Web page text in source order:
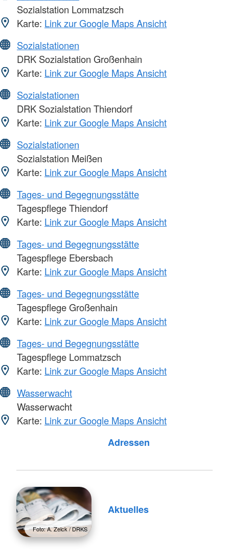
Sozialstation Lommatzsch
Karte: Link zur Google Maps Ansicht
Sozialstationen
DRK Sozialstation Großenhain
Karte: Link zur Google Maps Ansicht
Sozialstationen
DRK Sozialstation Thiendorf
Karte: Link zur Google Maps Ansicht
Sozialstationen
Sozialstation Meißen
Karte: Link zur Google Maps Ansicht
Tages- und Begegnungsstätte
Tagespflege Thiendorf
Karte: Link zur Google Maps Ansicht
Tages- und Begegnungsstätte
Tagespflege Ebersbach
Karte: Link zur Google Maps Ansicht
Tages- und Begegnungsstätte
Tagespflege Großenhain
Karte: Link zur Google Maps Ansicht
Tages- und Begegnungsstätte
Tagespflege Lommatzsch
Karte: Link zur Google Maps Ansicht
Wasserwacht
Wasserwacht
Karte: Link zur Google Maps Ansicht
Adressen
Foto: A. Zelck / DRKS
Aktuelles